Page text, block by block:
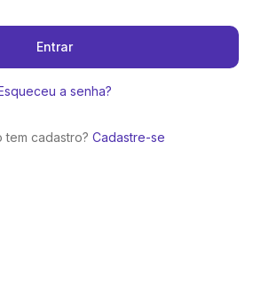
Entrar
a senha?
tem cadastro? Cadastre-se